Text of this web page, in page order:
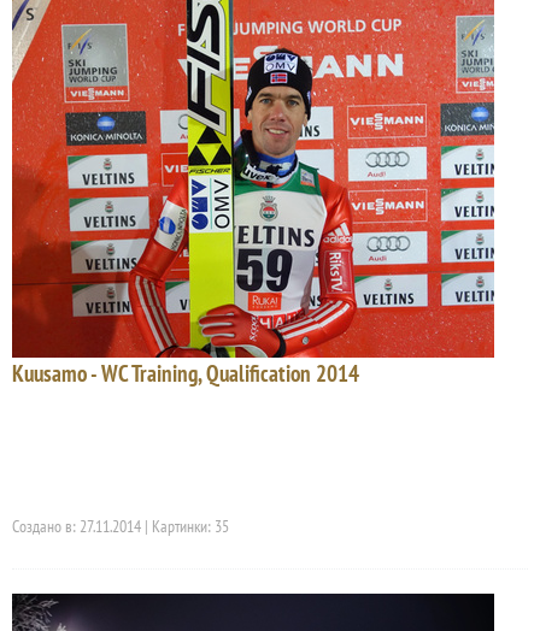
Kuusamo - WC Training, Qualification 2014
Создано в: 27.11.2014 | Картинки: 35